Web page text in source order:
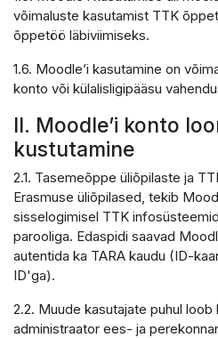
võimaluste kasutamist TTK
õppetöö läbiviimiseks.
1.6. Moodle’i kasutamine on
konto või külalisligipääsu
II. Moodle’i konto
kustutamine
2.1. Tasemeõppe üliõpilaste ja
Erasmuse üliõpilased, tekib
sisselogimisel TTK
parooliga. Edaspidi saavad
autentida ka TARA kaudu (ID-
ID'ga).
2.2. Muude kasutajate puhul
administraator ees- ja